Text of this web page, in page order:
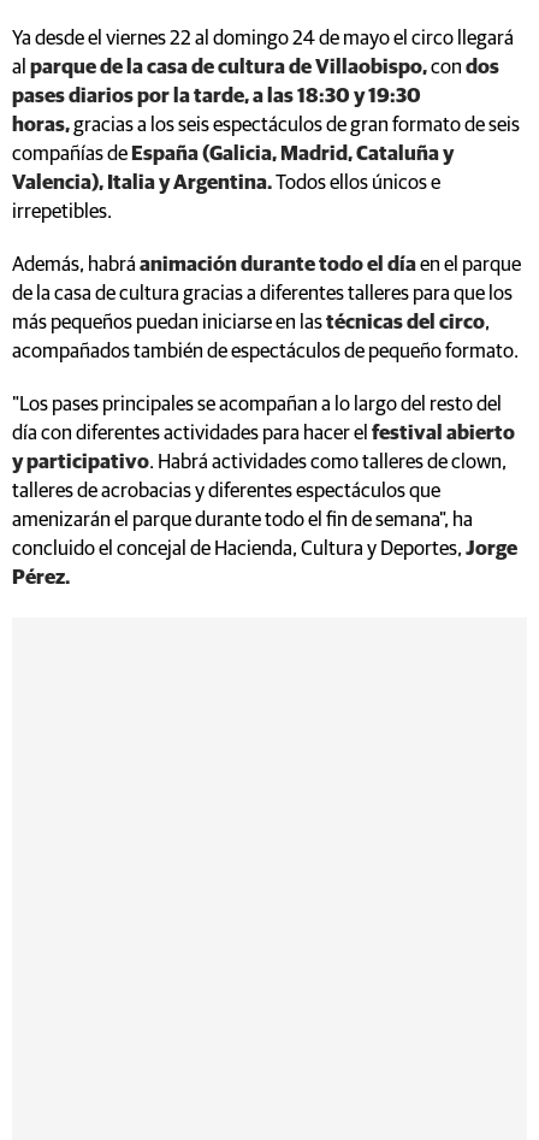
Ya desde el viernes 22 al domingo 24 de mayo el circo llegará
al parque de la casa de cultura de Villaobispo,con dos
pases diarios por la tarde, a las 18:30 y 19:30
horas, gracias a los seis espectáculos de gran formato de seis
compañías de España (Galicia, Madrid, Cataluña y
Valencia), Italia y Argentina.Todos ellos únicos e
irrepetibles.
Además, habrá animación durante todo el díaen el parque
de la casa de cultura gracias a diferentes talleres para que los
más pequeños puedan iniciarse en lastécnicas del circo,
acompañados también de espectáculos de pequeño formato.
"Los pases principales se acompañan a lo largo del resto del
día con diferentes actividades para hacer el festival abierto
y participativo. Habrá actividades como talleres de clown,
talleres de acrobacias y diferentes espectáculos que
amenizarán el parque durante todo el fin de semana", ha
concluido el concejal de Hacienda, Cultura y Deportes, Jorge
Pérez.